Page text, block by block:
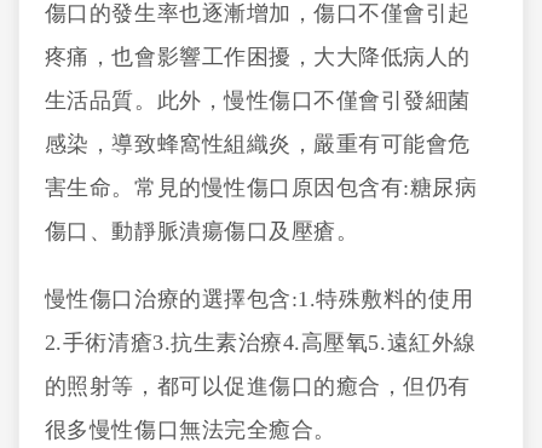
傷口的發生率也逐漸增加，傷口不僅會引起
疼痛，也會影響工作困擾，大大降低病人的
生活品質。此外，慢性傷口不僅會引發細菌
感染，導致蜂窩性組織炎，嚴重有可能會危
害生命。常見的慢性傷口原因包含有:糖尿病
傷口、動靜脈潰瘍傷口及壓瘡。
慢性傷口治療的選擇包含:1.特殊敷料的使用
2.手術清瘡3.抗生素治療4.高壓氧5.遠紅外線
的照射等，都可以促進傷口的癒合，但仍有
很多慢性傷口無法完全癒合。